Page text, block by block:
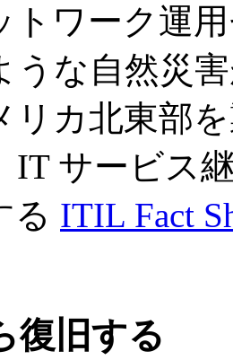
トワーク運
うな自然災
リカ北東部
IT サービス
る ITIL Fact
復旧する